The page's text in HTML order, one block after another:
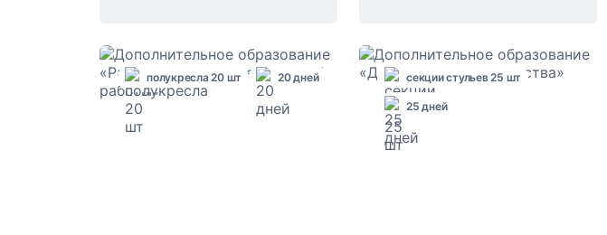
полукресла 20 шт 20 дней секции стульев 25 шт
25 дней